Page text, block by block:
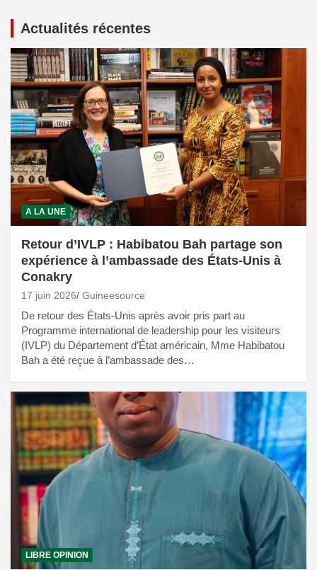
Actualités récentes
A LA UNE
Retour d’IVLP : Habibatou Bah partage son
expérience à l’ambassade des États-Unis à
Conakry
17 juin 2026 Guineesource
De retour des États-Unis après avoir pris part au
Programme international de leadership pour les visiteurs
(IVLP) du Département d’État américain, Mme Habibatou
Bah a été reçue à l’ambassade des…
LIBRE OPINION